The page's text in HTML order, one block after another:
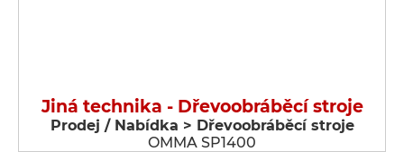
Jiná technika - Dřevoobráběcí stroje
Prodej / Nabídka > Dřevoobráběcí stroje
OMMA SP1400